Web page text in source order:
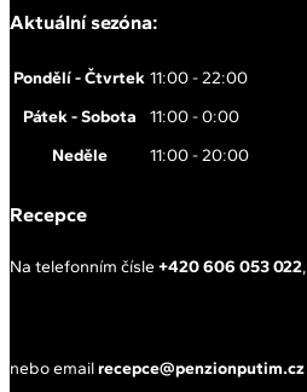
Aktuální sezóna:
Pondělí - Čtvrtek 11:00 - 22:00
Pátek - Sobota
11:00 - 0:00
Neděle
11:00 - 20:00
Recepce
Na telefonním čísle +420 606 053 022,
nebo emailrecepce@penzionputim.cz